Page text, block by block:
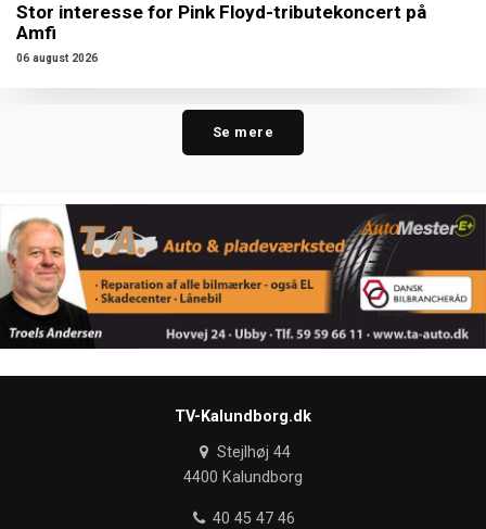
Stor interesse for Pink Floyd-tributekoncert på
Amfi
06 august 2026
Se mere
TV-Kalundborg.dk
Stejlhøj 44
4400 Kalundborg
40 45 47 46